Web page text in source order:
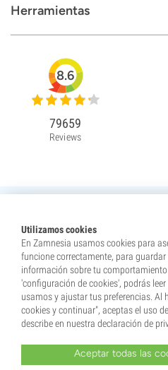
Herramientas
Utilizamos cookies
En Zamnesia usamos cookies para
funcione correctamente, para
información sobre tu
'configuración de cookies', podrás
usamos y ajustar tus preferencias. Al
cookies y continuar", aceptas el uso
describe en nuestra declaración de
Aceptar todas las
8.6
79659
Reviews
* Nuestras semillas se venden como suvenires.